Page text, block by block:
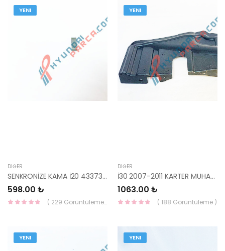
YENI
DIĞER
SENKRONİZE KAMA İ20 43373-02600-HMC
598.00 ₺
( 229 Görüntüleme )
YENI
DIĞER
İ30 2007-2011 KARTER MUHAFAZA SAĞ BENZİNLİ-DİZEL 29120-2H000-HMC
1063.00 ₺
( 188 Görüntüleme )
YENI YENI